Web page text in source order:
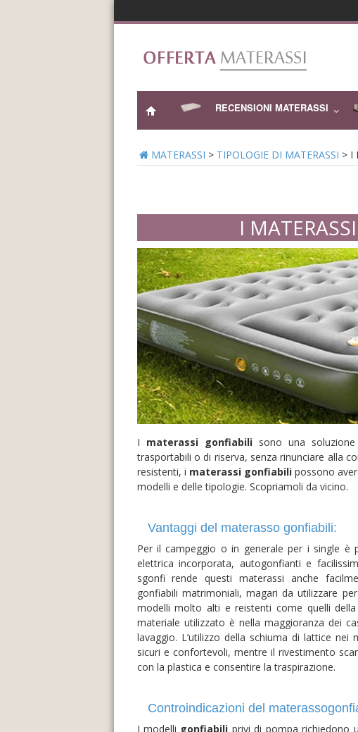
RECENSIONI MATERASSI
MATERASSI > TIPOLOGIE DI MATERASSI > I
I
I materassi gonfiabilisono una soluzione
trasportabili o di riserva, senza rinunciare alla
resistenti, i materassi gonfiabili possono
modelli e delle tipologie. Scopriamoli da vicino.
Vantaggi del materasso gonfiabili:
Per il campeggio o in generale per i single è
elettrica incorporata, autogonfianti e
sgonfi rende questi materassi anche
gonfiabili matrimoniali, magari da utilizzare
modelli molto alti e reistenti come quelli
materiale utilizzato è nella maggioranza dei
lavaggio. L’utilizzo della schiuma di lattice
sicuri e confortevoli, mentre il rivestimento
con la plastica e consentire la traspirazione.
Controindicazioni del
I modelli gonfiabili privi di pompa richiedono